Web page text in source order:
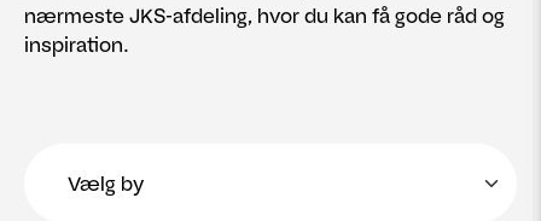
nærmeste JKS-afdeling, hvor du kan få gode råd og
inspiration.